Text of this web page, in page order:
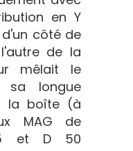
en Y
côté de
de la
mêlait le
sa longue
la boîte (à
MAG de
et D 50